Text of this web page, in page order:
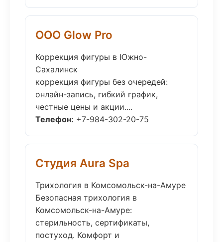
ООО Glow Pro
Коррекция фигуры в Южно-
Сахалинск
коррекция фигуры без очередей:
онлайн-запись, гибкий график,
честные цены и акции....
Телефон: +7-984-302-20-75
Студия Aura Spa
Трихология в Комсомольск-на-Амуре
Безопасная трихология в
Комсомольск-на-Амуре:
стерильность, сертификаты,
постуход. Комфорт и